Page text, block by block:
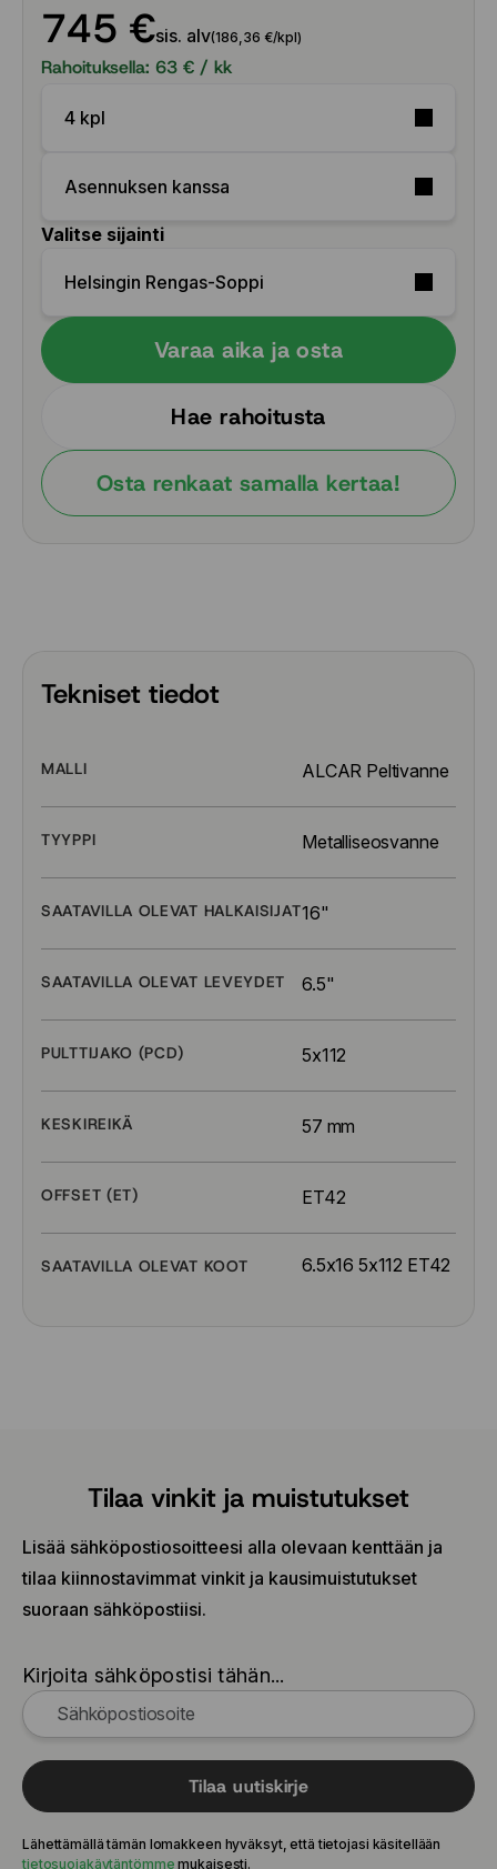
745 €sis. alv(186,36 €/kpl)
Rahoituksella: 63 € / kk
4 kpl
Asennuksen kanssa
Valitse sijainti
Helsingin Rengas-Soppi
Varaa aika ja osta
Hae rahoitusta
Osta renkaat samalla kertaa!
Tekniset tiedot
MALLI ALCAR Peltivanne
TYYPPI Metalliseosvanne
SAATAVILLA OLEVAT HALKAISIJAT16"
SAATAVILLA OLEVAT LEVEYDET 6.5"
PULTTIJAKO (PCD) 5x112
KESKIREIKÄ 57 mm
OFFSET (ET) ET42
SAATAVILLA OLEVAT KOOT 6.5x16 5x112 ET42
Tilaa vinkit ja muistutukset
Lisää sähköpostiosoitteesi alla olevaan kenttään ja
tilaa kiinnostavimmat vinkit ja kausimuistutukset
suoraan sähköpostiisi.
Kirjoita sähköpostisi tähän...
Tilaa uutiskirje
Lähettämällä tämän lomakkeen hyväksyt, että tietojasi käsitellään
tietosuojakäytäntömme mukaisesti.